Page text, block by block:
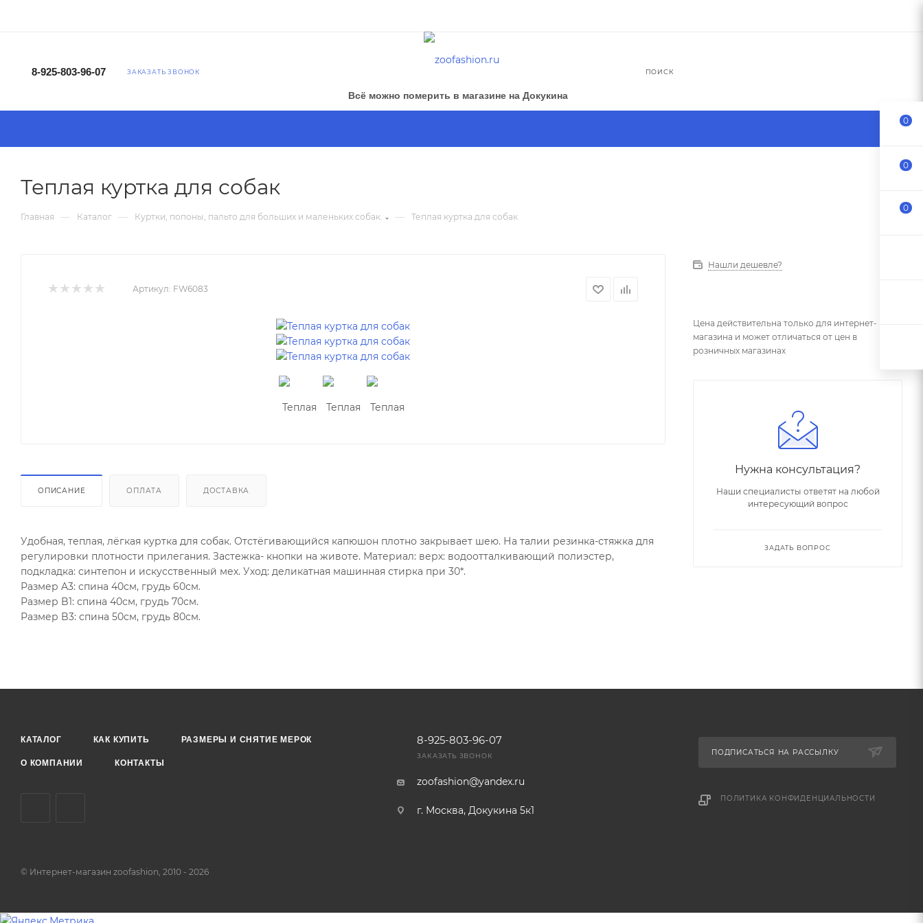
8-925-803-96-07 ЗАКАЗАТЬ ЗВОНОК
Всё можно померить в магазине на Докукина
ПОИСК
Теплая куртка для собак
Главная — Каталог — Куртки, попоны, пальто для больших и маленьких собак. — Теплая куртка для собак
Артикул: FW6083
ОПИСАНИЕ ОПЛАТА ДОСТАВКА
Удобная, теплая, лёгкая куртка для собак. Отстёгивающийся капюшон плотно закрывает шею. На талии резинка-стяжка для
регулировки плотности прилегания. Застежка- кнопки на животе. Материал: верх: водоотталкивающий полиэстер,
подкладка: синтепон и искусственный мех. Уход: деликатная машинная стирка при 30*.
Размер A3: спина 40см, грудь 60см.
Размер B1: спина 40см, грудь 70см.
Размер B3: спина 50см, грудь 80см.
Нашли дешевле?
Цена действительна только для интернет-
магазина и может отличаться от цен в
розничных магазинах
Нужна консультация?
Наши специалисты ответят на любой
интересующий вопрос
ЗАДАТЬ ВОПРОС
КАТАЛОГ КАК КУПИТЬ РАЗМЕРЫ И СНЯТИЕ МЕРОК
О КОМПАНИИ КОНТАКТЫ
8-925-803-96-07
ЗАКАЗАТЬ ЗВОНОК
zoofashion@yandex.ru
г. Москва, Докукина 5к1
ПОДПИСАТЬСЯ НА РАССЫЛКУ
ПОЛИТИКА КОНФИДЕНЦИАЛЬНОСТИ
© Интернет-магазин zoofashion, 2010 - 2026
0
0
0